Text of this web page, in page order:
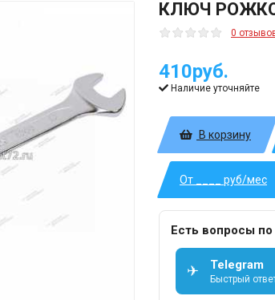
КЛЮЧ
0
410руб.
Наличие уточняйте
В корзину
От ____ руб/мес
Есть вопросы по
✈ Telegram
Быстрый